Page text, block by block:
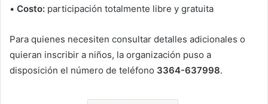
• Costo: participación totalmente libre y gratuita
Para quienes necesiten consultar detalles adicionales o
quieran inscribir a niños, la organización puso a
disposición el número de teléfono 3364-637998.